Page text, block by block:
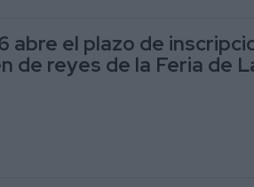
abre el plazo de
de reyes de la Feria de